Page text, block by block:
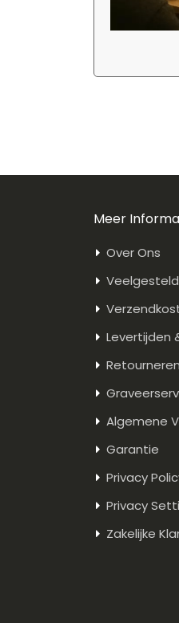
Meer
Over Ons
Levertijden
Algemene
Garantie
Privacy
Privacy
Zakelijke